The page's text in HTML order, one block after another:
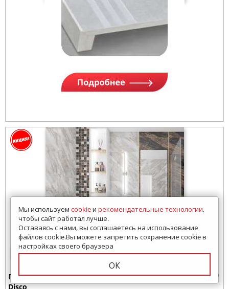
10 просмотров за 7 дней
Плитка для ванной
Disco
Мы используем cookieи рекомендательные технологии,
чтобы сайт работал лучше.
Оставаясь с нами, вы соглашаетесь на использование
файлов cookie.Вы можете запретить сохранение cookie в
настройках своего браузера
ОК